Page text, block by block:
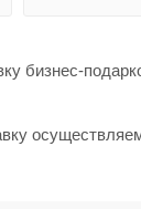
бизнес-